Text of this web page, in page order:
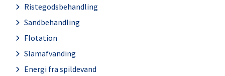
Ristegodsbehandling
Sandbehandling
Flotation
Slamafvanding
Energi fra spildevand